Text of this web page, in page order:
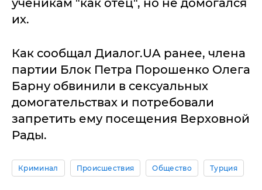
ученикам "как отец", но не домогался
их.
Как сообщал Диалог.UA ранее, члена
партии Блок Петра Порошенко Олега
Барну обвинили в сексуальных
домогательствах и потребовали
запретить ему посещения Верховной
Рады.
Криминал Происшествия Общество Турция